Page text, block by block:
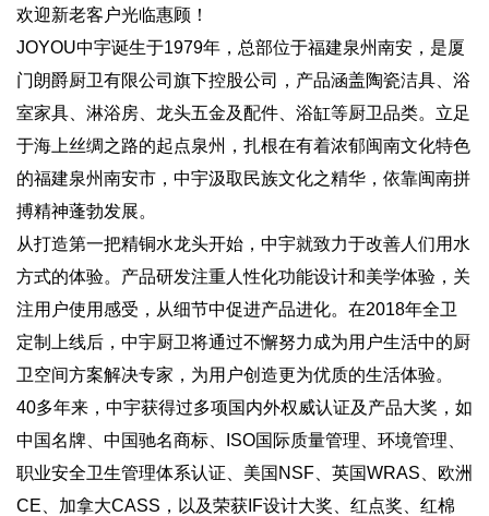
欢迎新老客户光临惠顾！
JOYOU中宇诞生于1979年，总部位于福建泉州南安，是厦
门朗爵厨卫有限公司旗下控股公司，产品涵盖陶瓷洁具、浴
室家具、淋浴房、龙头五金及配件、浴缸等厨卫品类。立足
于海上丝绸之路的起点泉州，扎根在有着浓郁闽南文化特色
的福建泉州南安市，中宇汲取民族文化之精华，依靠闽南拼
搏精神蓬勃发展。
从打造第一把精铜水龙头开始，中宇就致力于改善人们用水
方式的体验。产品研发注重人性化功能设计和美学体验，关
注用户使用感受，从细节中促进产品进化。在2018年全卫
定制上线后，中宇厨卫将通过不懈努力成为用户生活中的厨
卫空间方案解决专家，为用户创造更为优质的生活体验。
40多年来，中宇获得过多项国内外权威认证及产品大奖，如
中国名牌、中国驰名商标、ISO国际质量管理、环境管理、
职业安全卫生管理体系认证、美国NSF、英国WRAS、欧洲
CE、加拿大CASS，以及荣获IF设计大奖、红点奖、红棉